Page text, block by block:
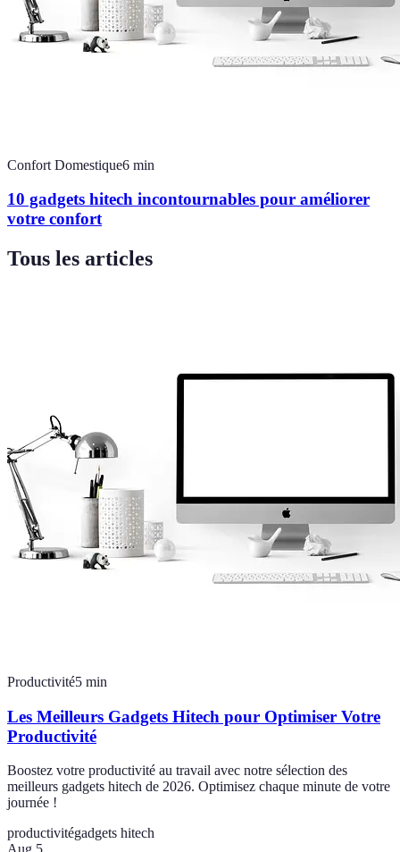
Confort Domestique6 min
10 gadgets hitech incontournables pour améliorer
votre confort
Tous les articles
Productivité5 min
Les Meilleurs Gadgets Hitech pour Optimiser Votre
Productivité
Boostez votre productivité au travail avec notre sélection des
meilleurs gadgets hitech de 2026. Optimisez chaque minute de votre
journée !
productivitégadgets hitech